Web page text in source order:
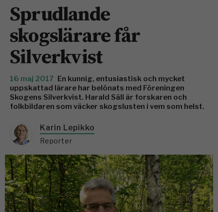
Sprudlande
skogslärare får
Silverkvist
16 maj 2017 En kunnig, entusiastisk och mycket
uppskattad lärare har belönats med Föreningen
Skogens Silverkvist. Harald Säll är forskaren och
folkbildaren som väcker skogslusten i vem som helst.
Karin Lepikko
Reporter